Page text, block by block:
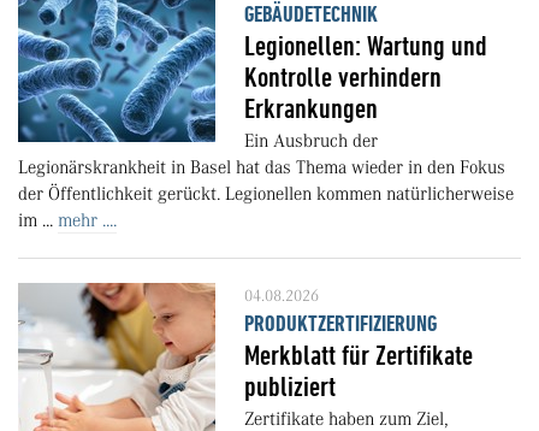
GEBÄUDETECHNIK
Legionellen: Wartung und
Kontrolle verhindern
Erkrankungen
Ein Ausbruch der
Legionärskrankheit in Basel hat das Thema wieder in den Fokus
der Öffentlichkeit gerückt. Legionellen kommen natürlicherweise
im ... mehr ....
04.08.2026
PRODUKTZERTIFIZIERUNG
Merkblatt für Zertifikate
publiziert
Zertifikate haben zum Ziel,